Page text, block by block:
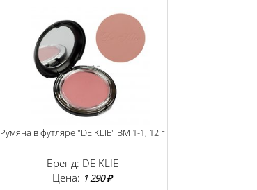
Румяна в футляре "DE KLIE" BM 1-1, 12 г
Бренд: DE KLIE
Цена: 1 290 ₽